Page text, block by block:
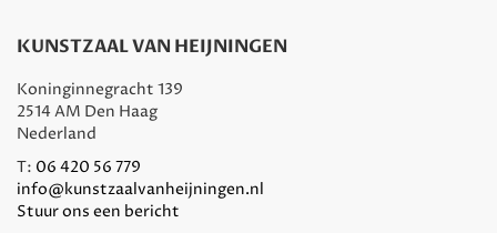
KUNSTZAAL VAN HEIJNINGEN
Koninginnegracht 139
2514 AM Den Haag
Nederland
T: 06 420 56 779
info@kunstzaalvanheijningen.nl
Stuur ons een bericht